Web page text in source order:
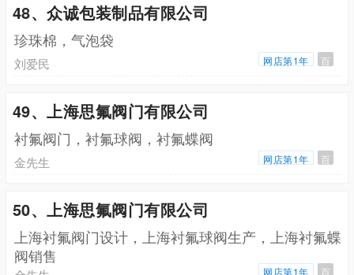
48、众诚包装制品有限公司
珍珠棉，气泡袋
刘爱民 网店第1年 百
49、上海思氟阀门有限公司
衬氟阀门，衬氟球阀，衬氟蝶阀
金先生 网店第1年 百
50、上海思氟阀门有限公司
上海衬氟阀门设计，上海衬氟球阀生产，上海衬氟蝶
阀销售
网店第1年 百